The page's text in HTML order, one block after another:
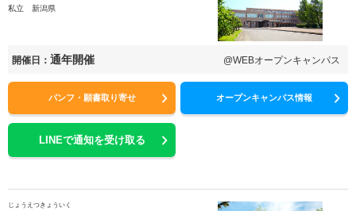
私立 新潟県
開催日： 通年開催 @WEBオープンキャンパス
パンフ・願書取り寄せ オープンキャンパス情報
LINEで通知を受け取る
じょうえつきょういく